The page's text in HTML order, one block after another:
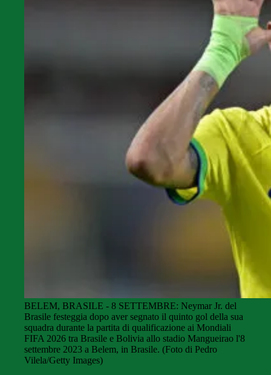
BELEM, BRASILE - 8 SETTEMBRE: Neymar Jr. del
Brasile festeggia dopo aver segnato il quinto gol della sua
squadra durante la partita di qualificazione ai Mondiali
FIFA 2026 tra Brasile e Bolivia allo stadio Mangueirao l'8
settembre 2023 a Belem, in Brasile. (Foto di Pedro
Vilela/Getty Images)